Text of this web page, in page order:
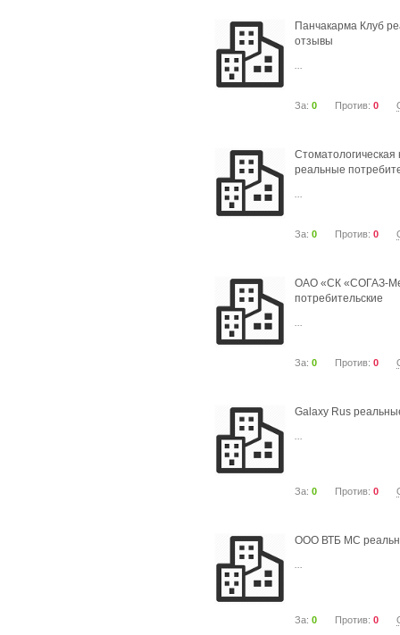
Панчакарма Клуб
отзывы
...
За: 0 Против: 0
реальные
...
За: 0 Против: 0
ОАО «СК «СОГАЗ-
потребительские
...
За: 0 Против: 0
Galaxy Rus
...
За: 0 Против: 0
ООО ВТБ МС
...
За: 0 Против: 0